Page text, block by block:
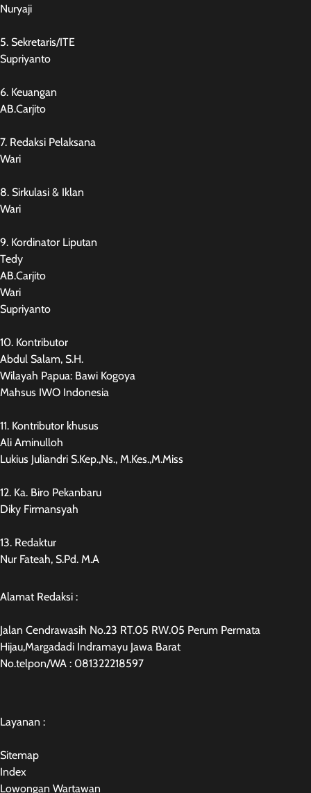
Nuryaji
5. Sekretaris/ITE
Supriyanto
6. Keuangan
AB.Carjito
7. Redaksi Pelaksana
Wari
8. Sirkulasi & Iklan
Wari
9. Kordinator Liputan
Tedy
AB.Carjito
Wari
Supriyanto
10. Kontributor
Abdul Salam, S.H.
Wilayah Papua: Bawi Kogoya
Mahsus IWO Indonesia
11. Kontributor khusus
Ali Aminulloh
Lukius Juliandri S.Kep.,Ns., M.Kes.,M.Miss
12. Ka. Biro Pekanbaru
Diky Firmansyah
13. Redaktur
Nur Fateah, S.Pd. M.A
Alamat Redaksi :
Jalan Cendrawasih No.23 RT.05 RW.05 Perum Permata
Hijau,Margadadi Indramayu Jawa Barat
No.telpon/WA : 081322218597
Layanan :
Sitemap
Index
Lowongan Wartawan